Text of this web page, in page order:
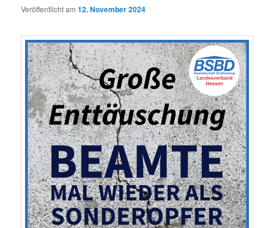
Veröffentlicht am12. November 2024